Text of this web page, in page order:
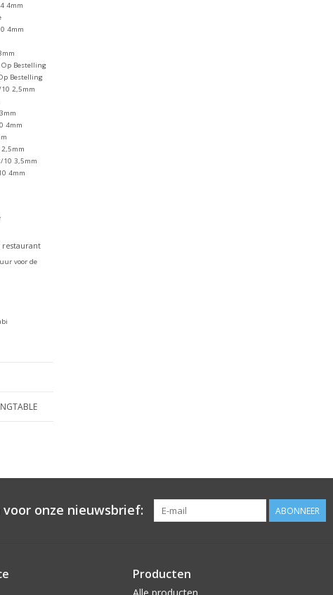
4mm
4mm
Bestelling
Bestelling
2,5mm
4mm
10 3,5mm
4mm
restaurant
voor de
onze nieuwsbrief: ABONNEER
Producten